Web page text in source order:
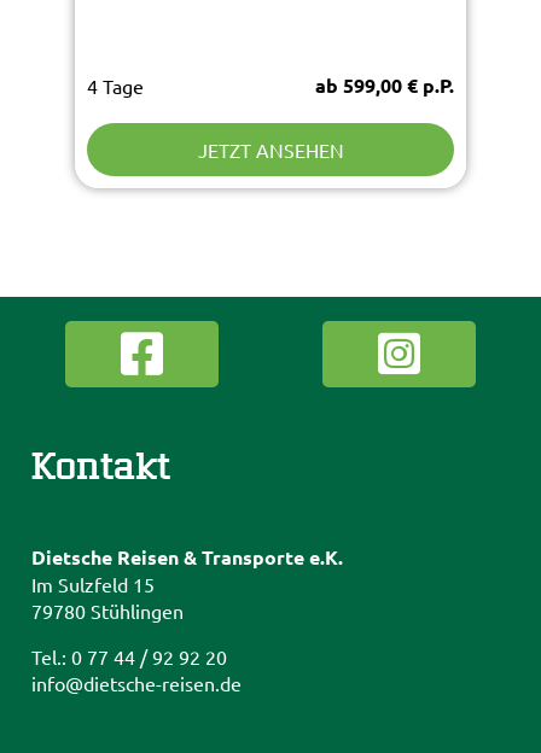
4 Tage ab 599,00 € p.P.
JETZT ANSEHEN
Kontakt
Dietsche Reisen & Transporte e.K.
Im Sulzfeld 15
79780 Stühlingen
Tel.: 0 77 44 / 92 92 20
info@dietsche-reisen.de